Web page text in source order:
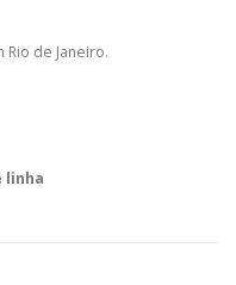
de Janeiro.
linha